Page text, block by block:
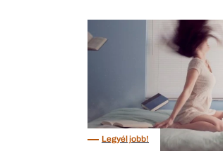
Legyél jobb!